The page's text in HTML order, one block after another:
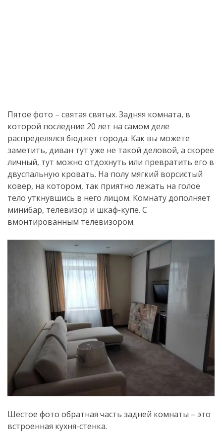
Пятое фото – святая святых. Задняя комната, в
которой последние 20 лет на самом деле
распределялся бюджет города. Как вы можете
заметить, диван тут уже не такой деловой, а скорее
личный, тут можно отдохнуть или превратить его в
двуспальную кровать. На полу мягкий ворсистый
ковер, на котором, так приятно лежать на голое
тело уткнувшись в него лицом. Комнату дополняет
минибар, телевизор и шкаф-купе. С
вмонтированным телевизором.
Шестое фото обратная часть задней комнаты – это
встроенная кухня-стенка.